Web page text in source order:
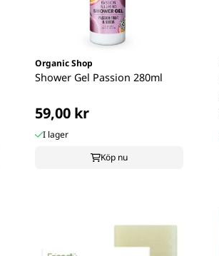
Organic Shop
Shower Gel Passion 280ml
59,00 kr
I lager
Köp nu